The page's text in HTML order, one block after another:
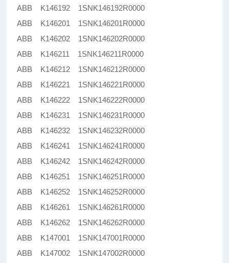
ABB K146192 1SNK146192R0000
ABB K146201 1SNK146201R0000
ABB K146202 1SNK146202R0000
ABB K146211 1SNK146211R0000
ABB K146212 1SNK146212R0000
ABB K146221 1SNK146221R0000
ABB K146222 1SNK146222R0000
ABB K146231 1SNK146231R0000
ABB K146232 1SNK146232R0000
ABB K146241 1SNK146241R0000
ABB K146242 1SNK146242R0000
ABB K146251 1SNK146251R0000
ABB K146252 1SNK146252R0000
ABB K146261 1SNK146261R0000
ABB K146262 1SNK146262R0000
ABB K147001 1SNK147001R0000
ABB K147002 1SNK147002R0000